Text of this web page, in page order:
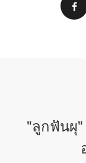
"ลูกฟันผุ